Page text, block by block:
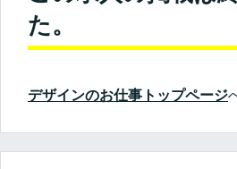
た。
デザインのお仕事トップページ